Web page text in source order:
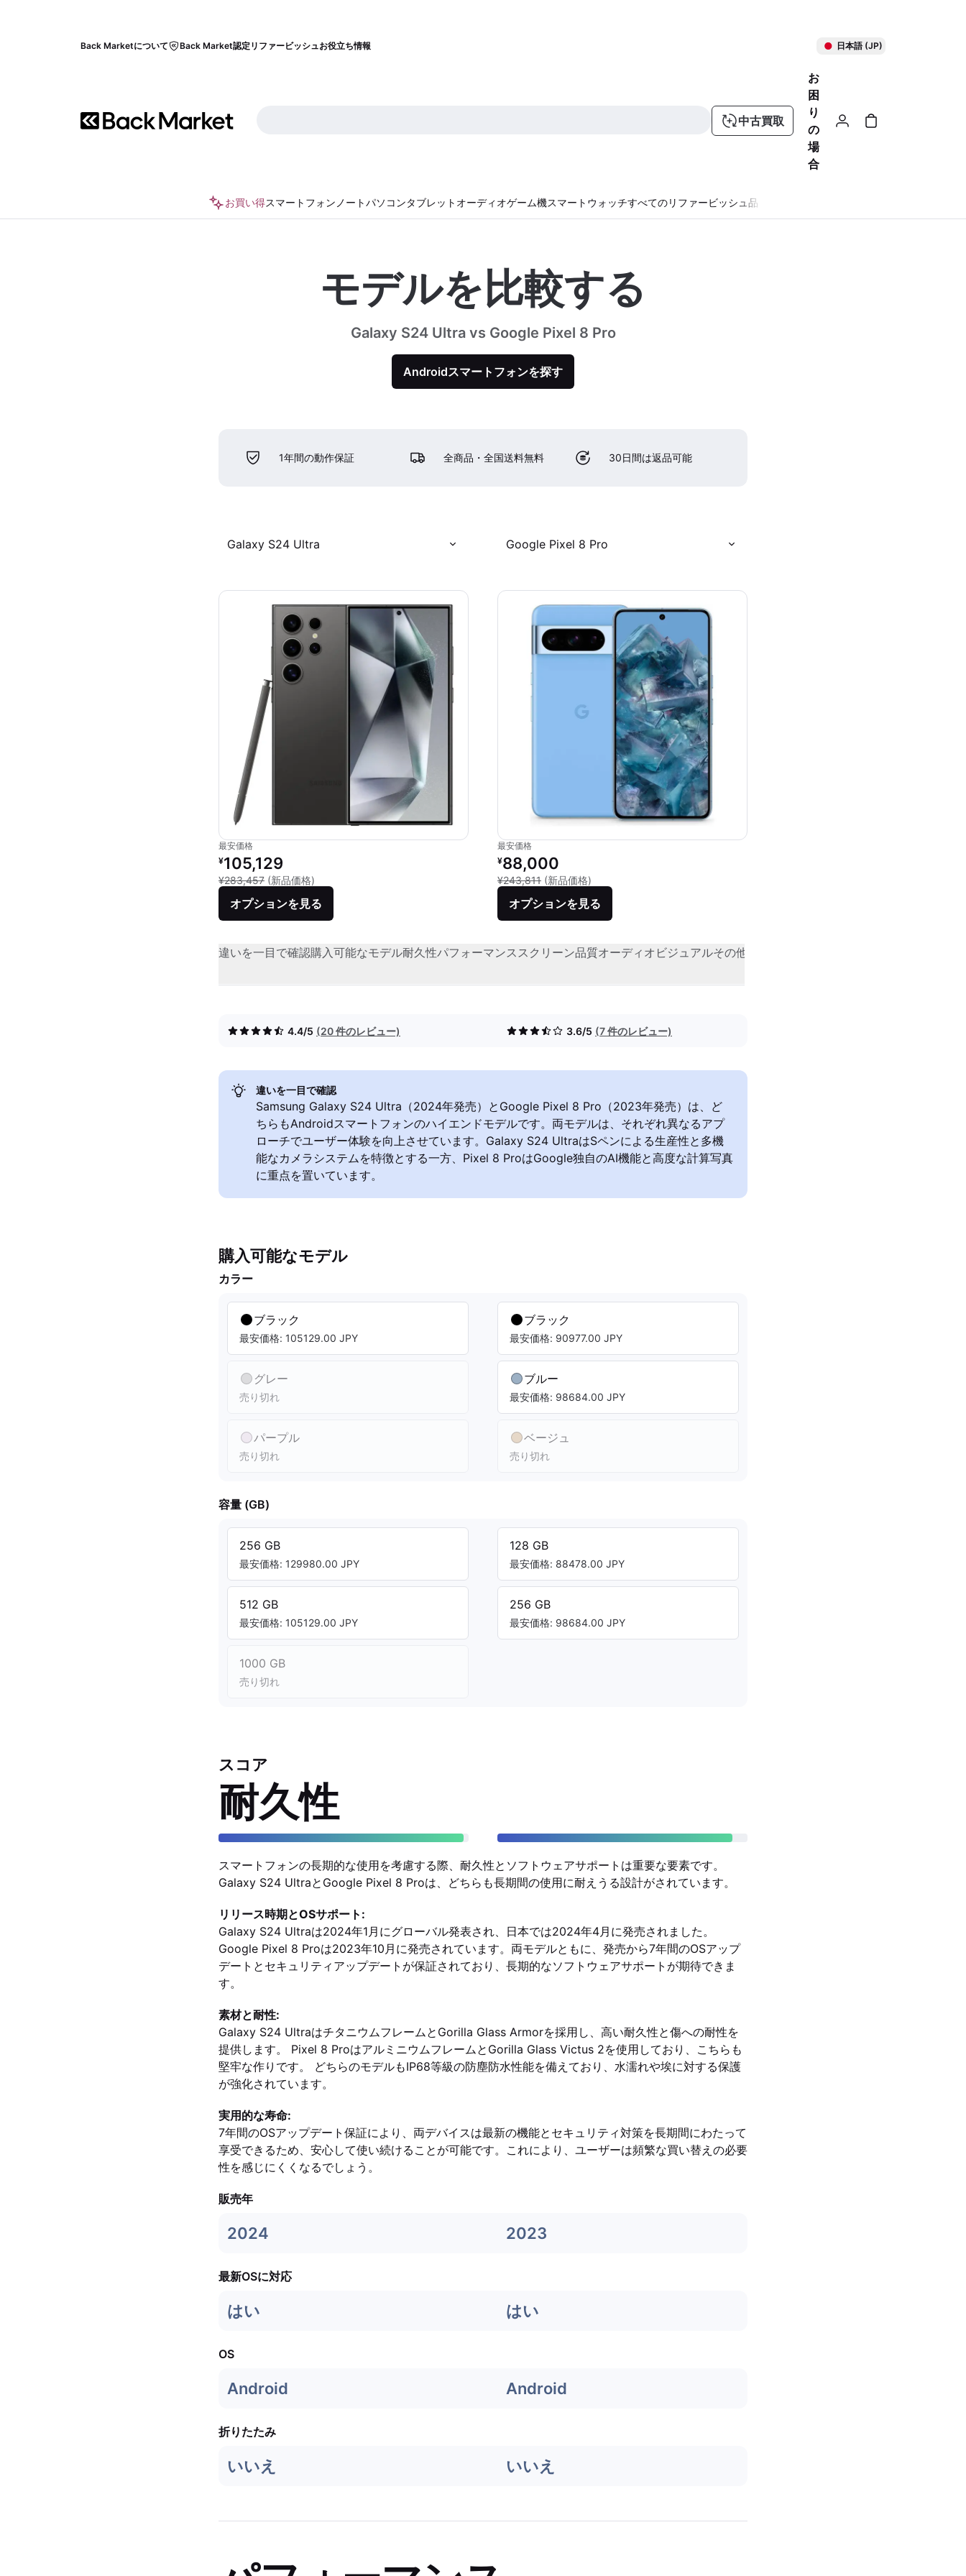
Back Marketについて Back Market認定リファービッシュお役立ち情報 日本語 (JP)
中古買取
お
困
り
の
場
合
お買い得スマートフォン ノートパソコンタブレット オーディオゲーム機スマートウォッチすべてのリファービッシュ品
モデルを比較する
Galaxy S24 Ultra vs Google Pixel 8 Pro
Androidスマートフォンを探す
1年間の動作保証 全商品・全国送料無料 30日間は返品可能
Galaxy S24 Ultra Google Pixel 8 Pro
最安価格
リファービッシュ品の価格：
¥105,129
¥283,457 (新品価格)
オプションを見る
最安価格
リファービッシュ品の価格：
¥88,000
¥243,811 (新品価格)
オプションを見る
違いを一目で確認購入可能なモデル耐久性パフォーマンススクリーン品質オーディオビジュアルその他
4.4/5 (20 件のレビュー) 3.6/5 (7 件のレビュー)
違いを一目で確認
Samsung Galaxy S24 Ultra（2024年発売）とGoogle Pixel 8 Pro（2023年発売）は、ど
ちらもAndroidスマートフォンのハイエンドモデルです。両モデルは、それぞれ異なるアプ
ローチでユーザー体験を向上させています。Galaxy S24 UltraはSペンによる生産性と多機
能なカメラシステムを特徴とする一方、Pixel 8 ProはGoogle独自のAI機能と高度な計算写真
に重点を置いています。
購入可能なモデル
カラー
ブラック
最安価格: 105129.00 JPY
グレー
売り切れ
パープル
売り切れ
ブラック
最安価格: 90977.00 JPY
ブルー
最安価格: 98684.00 JPY
ベージュ
売り切れ
容量 (GB)
256 GB
最安価格: 129980.00 JPY
512 GB
最安価格: 105129.00 JPY
1000 GB
売り切れ
128 GB
最安価格: 88478.00 JPY
256 GB
最安価格: 98684.00 JPY
スコア
耐久性
スマートフォンの長期的な使用を考慮する際、耐久性とソフトウェアサポートは重要な要素です。
Galaxy S24 UltraとGoogle Pixel 8 Proは、どちらも長期間の使用に耐えうる設計がされています。
リリース時期とOSサポート:
Galaxy S24 Ultraは2024年1月にグローバル発表され、日本では2024年4月に発売されました。
Google Pixel 8 Proは2023年10月に発売されています。両モデルともに、発売から7年間のOSアップ
デートとセキュリティアップデートが保証されており、長期的なソフトウェアサポートが期待できま
す。
素材と耐性:
Galaxy S24 UltraはチタニウムフレームとGorilla Glass Armorを採用し、高い耐久性と傷への耐性を
提供します。 Pixel 8 ProはアルミニウムフレームとGorilla Glass Victus 2を使用しており、こちらも
堅牢な作りです。 どちらのモデルもIP68等級の防塵防水性能を備えており、水濡れや埃に対する保護
が強化されています。
実用的な寿命:
7年間のOSアップデート保証により、両デバイスは最新の機能とセキュリティ対策を長期間にわたって
享受できるため、安心して使い続けることが可能です。これにより、ユーザーは頻繁な買い替えの必要
性を感じにくくなるでしょう。
販売年
2024 2023
最新OSに対応
はい はい
OS
Android Android
折りたたみ
いいえ いいえ